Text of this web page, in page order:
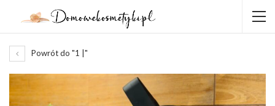
Powrót do "1 |"